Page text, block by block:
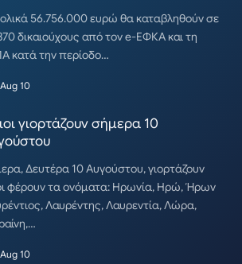
56.756.000 ευρώ θα καταβληθούν σε
δικαιούχους από τον e-ΕΦΚΑ και τη
κατά την περίοδο…
Aug 10
γιορτάζουν σήμερα 10
Δευτέρα 10 Αυγούστου, γιορτάζουν
φέρουν τα ονόματα: Ηρωνία, Ηρώ, Ήρων
Λαυρέντης, Λαυρεντία, Λώρα,
Aug 10